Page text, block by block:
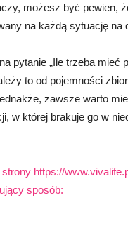
możesz być pewien,
na każdą sytuację na
pytanie „Ile trzeba mieć
to od pojemności
zawsze warto
w której brakuje go w
strony https://
sposób: